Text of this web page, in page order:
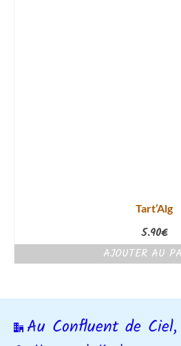
Tart’Alg
5.90€
AJOUTER AU
Au Confluent de